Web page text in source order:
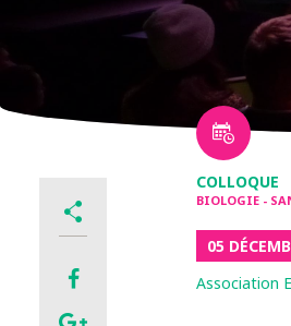
COLLOQUE
BIOLOGIE -
05
Association